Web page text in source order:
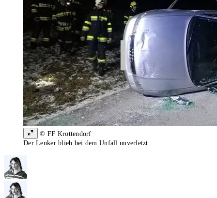
© FF Krottendorf
Der Lenker blieb bei dem Unfall unverletzt